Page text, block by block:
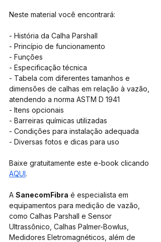
Neste material você encontrará:
- História da Calha Parshall
- Princípio de funcionamento
- Funções
- Especificação técnica
- Tabela com diferentes tamanhos e
dimensões de calhas em relação à vazão,
atendendo a norma ASTM D 1941
- Itens opcionais
- Barreiras químicas utilizadas
- Condições para instalação adequada
- Diversas fotos e dicas para uso
Baixe gratuitamente este e-book clicando
AQUI.
A SanecomFibra é especialista em
equipamentos para medição de vazão,
como Calhas Parshall e Sensor
Ultrassônico, Calhas Palmer-Bowlus,
Medidores Eletromagnéticos, além de